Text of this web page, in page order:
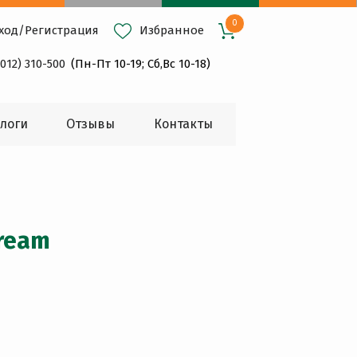
/Регистрация Избранное
0
310-500 (Пн-Пт 10-19; Сб,Вс 10-18)
Oтзывы Контакты